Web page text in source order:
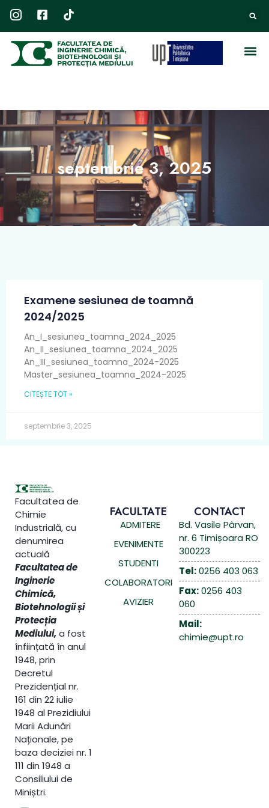
septembrie 3, 2025
Examene sesiunea de toamnă
2024/2025
An_I_sesiunea_toamna_2024_2025
An_II_sesiunea_toamna_2024_2025
An_III_sesiunea_toamna_2024-2025
Master_sesiunea_toamna_2024-2025
CITEȘTE TOT »
septembrie 3, 2025
Facultatea de
Chimie
Industrială, cu
denumirea
actuală
Facultatea de
Inginerie
Chimică,
Biotehnologii și
Protecția
Mediului,a fost
înființată în anul
1948, prin
Decretul
Prezidențial nr.
161 din 22 iulie
1948 al Prezidiului
Marii Adunări
Naționale, pe
baza deciziei nr. 1
111 din 1948 a
Consiliului de
Miniștri.
FACULTATE
ADMITERE
EVENIMENTE
STUDENTI
COLABORATORI
AVIZIER
CONTACT
Bd. Vasile Pârvan,
nr. 6 Timișoara RO
300223
Tel:0256 403 063
Fax:0256 403
060
Mail:
chimie@upt.ro